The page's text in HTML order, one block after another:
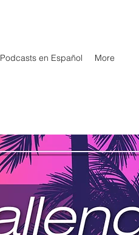
Podcasts en Español More